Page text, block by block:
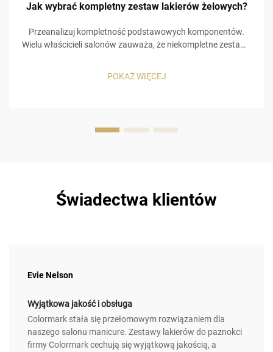
Jak wybrać kompletny zestaw lakierów żelowych?
Przeanalizuj kompletność podstawowych komponentów.
Wielu właścicieli salonów zauważa, że niekompletne zestawy
prowadzi do dodatkowych kosztów. Na przykład
niskojakościowa warstwa bazowa powoduje odpryskiwanie
POKAŻ WIĘCEJ
Świadectwa klientów
Evie Nelson
Wyjątkowa jakość i obsługa
Colormark stała się przełomowym rozwiązaniem dla
naszego salonu manicure. Zestawy lakierów do paznokci
firmy Colormark cechują się wyjątkową jakością, a